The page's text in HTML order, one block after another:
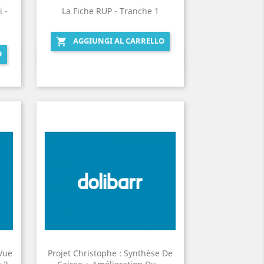
-
La Fiche RUP - Tranche 1
 AGGIUNGI AL CARRELLO
Projet Christophe : Synthèse De